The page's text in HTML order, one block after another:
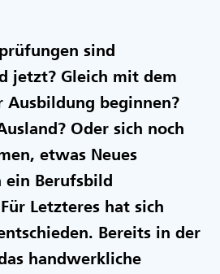
sind
jetzt? Gleich mit dem
Ausbildung beginnen?
Oder sich noch
etwas Neues
ein Berufsbild
Letzteres hat sich
Bereits in der
handwerkliche